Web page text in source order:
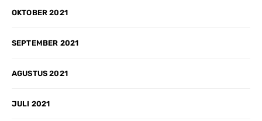
OKTOBER 2021
SEPTEMBER 2021
AGUSTUS 2021
JULI 2021